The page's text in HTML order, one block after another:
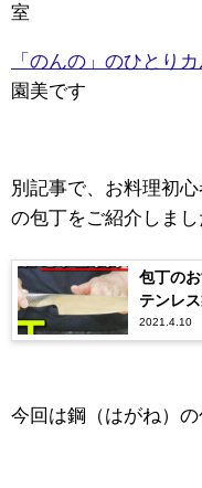
室
「のんの」のひとり
園美です
別記事で、お料理初
の包丁をご紹介しまし
包丁の
テンレ
2021.4.10
今回は鋼（はがね）の